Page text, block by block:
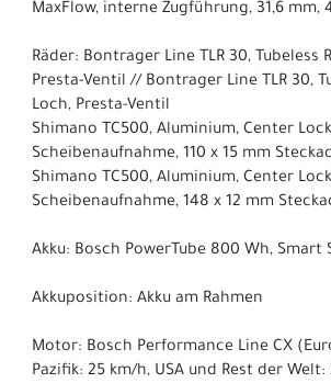
MaxFlow, interne Zugführung, 31,6 mm,
Räder: Bontrager Line TLR 30, Tubeless
Presta-Ventil // Bontrager Line TLR 30,
Loch, Presta-Ventil
Shimano TC500, Aluminium, Center
Scheibenaufnahme, 110 x 15 mm
Shimano TC500, Aluminium, Center
Scheibenaufnahme, 148 x 12 mm
Akku: Bosch PowerTube 800 Wh, Smart
Akkuposition: Akku am Rahmen
Motor: Bosch Performance Line CX
Pazifik: 25 km/h, USA und Rest der